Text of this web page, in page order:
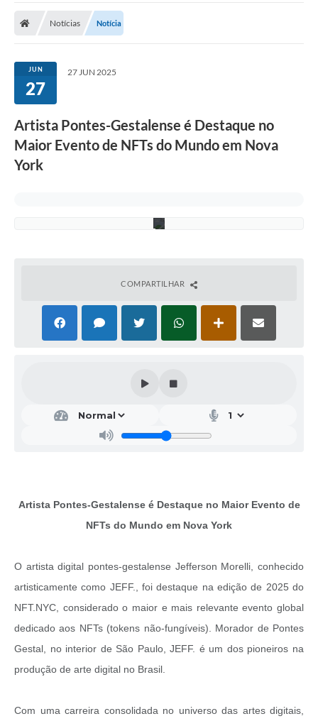
Notícias Notícia
JUN
27
27 JUN 2025
Artista Pontes-Gestalense é Destaque no
Maior Evento de NFTs do Mundo em Nova
York
T
.
N
COMPARTILHAR
Artista Pontes-Gestalense é Destaque no Maior Evento de
NFTs do Mundo em Nova York
O artista digital pontes-gestalense Jefferson Morelli, conhecido
artisticamente como JEFF., foi destaque na edição de 2025 do
NFT.NYC, considerado o maior e mais relevante evento global
dedicado aos NFTs (tokens não-fungíveis). Morador de Pontes
Gestal, no interior de São Paulo, JEFF. é um dos pioneiros na
produção de arte digital no Brasil.
Com uma carreira consolidada no universo das artes digitais,